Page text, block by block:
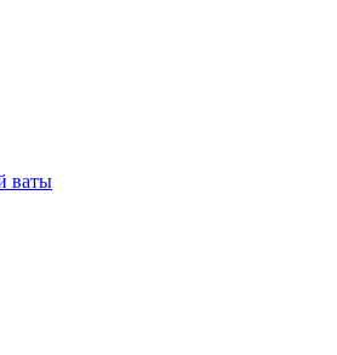
ваты